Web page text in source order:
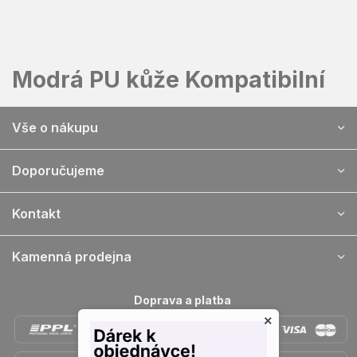
Modrá PU kůže Kompatibilní
p
Vše o nákupu
Doporučujeme
Kontakt
Kamenná prodejna
Doprava a platba
×